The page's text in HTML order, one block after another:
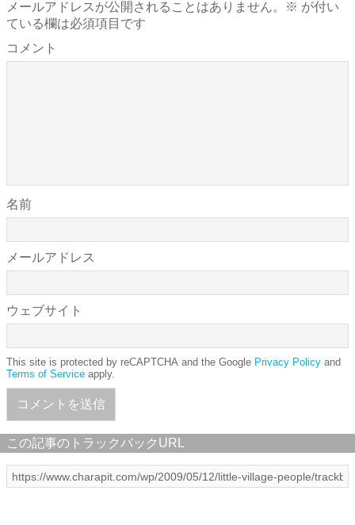
メールアドレスが公開されることはありません。 ※ が付い
ている欄は必須項目です
コメント
名前
メールアドレス
ウェブサイト
This site is protected by reCAPTCHA and the Google Privacy Policy and
Terms of Service apply.
この記事のトラックバックURL